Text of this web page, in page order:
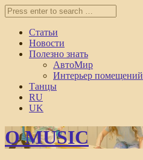
Статьи
Новости
Полезно знать
АвтоМир
Интерьер помещений
Танцы
RU
UK
O MUSIC